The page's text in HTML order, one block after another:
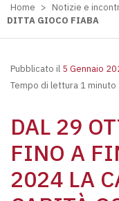
Home > Notizie e
DITTA GIOCO FIABA
Pubblicato il 5 Gennaio
Tempo di lettura 1 minuto
DAL 29
FINO A
2024 LA